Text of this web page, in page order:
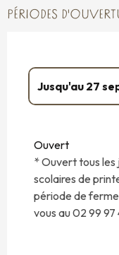
PÉRIODES
Jusqu'au 27
Du 1 octobre
Ouvert
* Ouvert tous les
scolaires de
période de
vous au 02 99 97